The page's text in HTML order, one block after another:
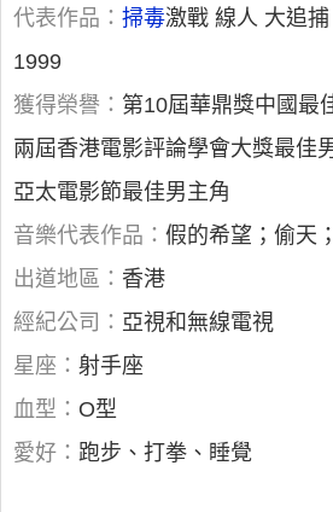
代表作品： 掃毒激戰 線人 大追
1999
獲得榮譽： 第10屆華鼎獎中國最
兩屆香港電影評論學會大獎最佳
亞太電影節最佳男主角
音樂代表作品： 假的希望；偷天
出道地區： 香港
經紀公司： 亞視和無線電視
星座： 射手座
血型： O型
愛好： 跑步、打拳、睡覺